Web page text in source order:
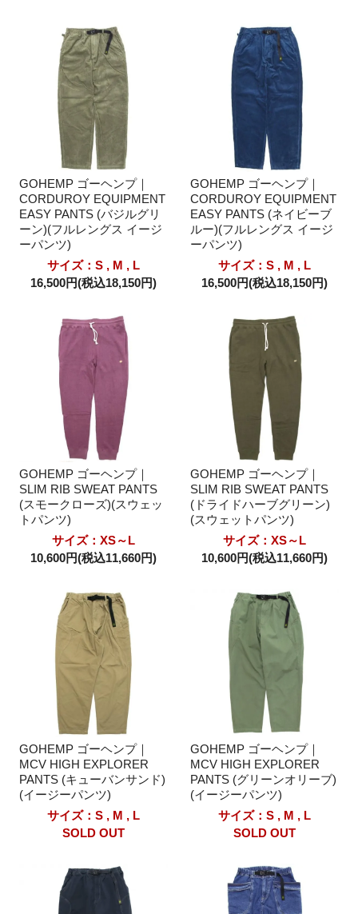
GOHEMP ゴーヘンプ｜
CORDUROY EQUIPMENT
EASY PANTS (バジルグリ
ーン)(フルレングス イージ
ーパンツ)
サイズ：S , M , L
16,500円(税込18,150円)
GOHEMP ゴーヘンプ｜
CORDUROY EQUIPMENT
EASY PANTS (ネイビーブ
ルー)(フルレングス イージ
ーパンツ)
サイズ：S , M , L
16,500円(税込18,150円)
GOHEMP ゴーヘンプ｜
SLIM RIB SWEAT PANTS
(スモークローズ)(スウェッ
トパンツ)
サイズ：XS～L
10,600円(税込11,660円)
GOHEMP ゴーヘンプ｜
SLIM RIB SWEAT PANTS
(ドライドハーブグリーン)
(スウェットパンツ)
サイズ：XS～L
10,600円(税込11,660円)
GOHEMP ゴーヘンプ｜
MCV HIGH EXPLORER
PANTS (キューバンサンド)
(イージーパンツ)
サイズ：S , M , L
SOLD OUT
GOHEMP ゴーヘンプ｜
MCV HIGH EXPLORER
PANTS (グリーンオリーブ)
(イージーパンツ)
サイズ：S , M , L
SOLD OUT